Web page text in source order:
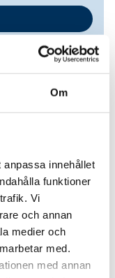
Om
innehållet
funktioner
Vi
och annan
medier och
med.
med annan
AB